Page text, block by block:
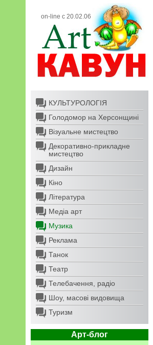
on-line с 20.02.06
КУЛЬТУРОЛОГІЯ
Голодомор на Херсонщині
Візуальне мистецтво
Декоративно-прикладне
мистецтво
Дизайн
Кіно
Література
Медіа арт
Музика
Реклама
Танок
Театр
Телебачення, радіо
Шоу, масові видовища
Туризм
Арт-блог